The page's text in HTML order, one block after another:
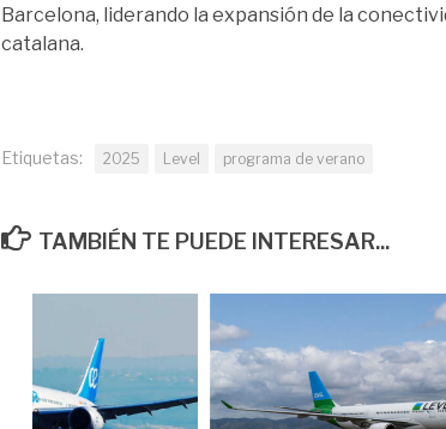
Barcelona, liderando la expansión de la
catalana.
Etiquetas: 2025 Level programa de verano
TAMBIÉN TE PUEDE INTERESAR...